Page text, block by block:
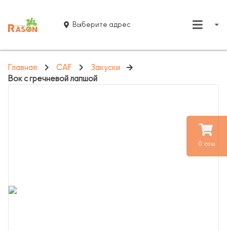
0 сом.
Выберите адрес
Главная CAF
Закуски
Вок с гречневой лапшой